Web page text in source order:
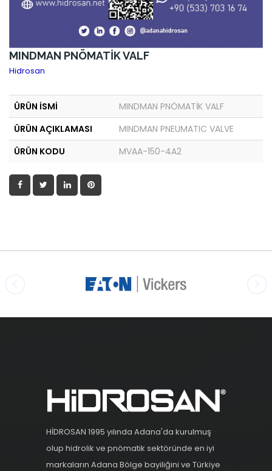
MINDMAN PNÖMATİK VALF
Hidrosan
ÜRÜN İSMİ
MINDMAN PNÖMATİK VALF
ÜRÜN AÇIKLAMASI
MINDMAN PNEUMATIC VALVE
ÜRÜN KODU
MVAA-150-4A2
HİDROSAN 1995 yılında Adana'da kurulmuş
olup hidrolik ve pnömatik sektöründe en iyi
markaların Adana Bölge bayiliğini ve Türkiye